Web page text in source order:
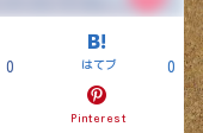
0 はてブ 0
Pinterest